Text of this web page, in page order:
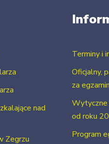
nad
Zegrzu
Terminy i
Oficjalny,
za
Wytyczne
od roku
Program